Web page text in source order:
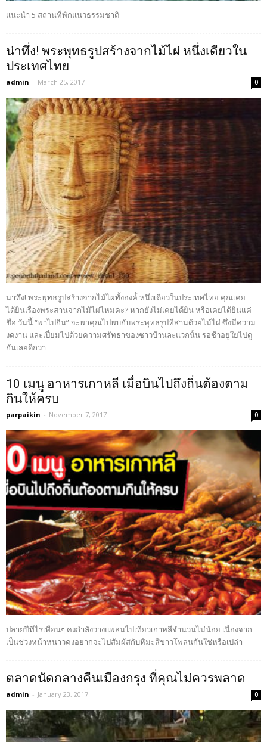
แนะนำ 5 สถานที่พักแนวธรรมชาติ
น่าทึ่ง! พระพุทธรูปสร้างจากไม้ไผ่ หนึ่งเดียวใน
ประเทศไทย
admin - March 25, 2017 0
น่าทึ่ง! พระพุทธรูปสร้างจากไม้ไผ่ทั้งองค์๋ หนึ่งเดียวในประเทศไทย คุณเคย
ได้ยินเรื่องพระสานจากไม้ไผ่ไหมคะ? หากยังไม่เคยได้ยิน หรือเคยได้ยินแค่
ชื่อ วันนี้ “พาไปกิน” จะพาคุณไปพบกับพระพุทธรูปที่สานด้วยไม้ไผ่ ซึ่งมีความ
งดงาน และเปี่ยมไปด้วยความศรัทธาของชาวบ้านละแวกนั้น รอช้าอยู่ใยไปดู
กันเลยดีกว่า
10 เมนู อาหารเกาหลี เมื่อบินไปถึงถิ่นต้องตาม
กินให้ครบ
parpaikin - November 7, 2017 0
ปลายปีทีไรเพื่อนๆ คงกำลังวางแพลนไปเที่ยวเกาหลีจำนวนไม่น้อย เนื่องจาก
เป็นช่วงหน้าหนาวคงอยากจะไปสัมผัสกับหิมะสีขาวโพลนกันใช่หรือเปล่า
ตลาดนัดกลางคืนเมืองกรุง ที่คุณไม่ควรพลาด
admin - January 23, 2017 0